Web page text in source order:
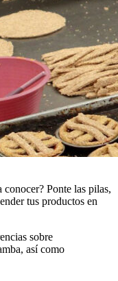
Ponte las pilas,
tus productos en
sobre
así como